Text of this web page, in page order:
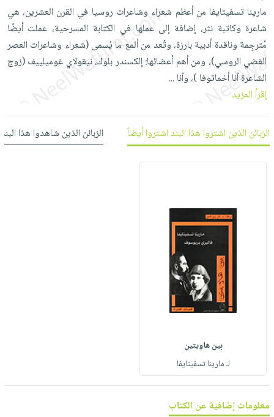
العناية
بالأسنان
الحمية
والتغذية
أدوات
المائدة
الأوعية
والتخزين
أدوات
المطبخ
الأكثر
مبيعاً
العودة
للمدارس
اكسسوارات
كتب
اكسسوارات
منزلية
اكسسوارات
حقائب
حلي
صابون
أطفال
مناسبات
شحن
مجاني
بنود
مختارة
اشتراكات
كل
الاشتراكات
صندوق
القراءة
iKitab
بحث
متقدم
عن
سياسة
فيديوهات
أسئلة
خدمات
نيل
وفرات
انشر
حسابك
التسوق
الإصدارات
مارينا تسفيتايفا من أعظم شعراء وشاعرات روسيا في القرن العشرين، هي
شاعرة وكاتبة نثر، إضافة إلى عملها في الكتابة المسرحية، عملت أيضًا
مُترجِمة وناقدة أدبية بارزة، وتُعد من ألمع ما يُسمى (شعراء وشاعرات العصر
الفضي الروسي)، ومن أهم أعضائها: إلكسندر بلوك، نيقولاي غوميلييف (زوج
الشاعرة آنا أخماتوفا )، وآنا...
إقرأ المزيد
الزبائن الذين اشتروا هذا البند اشتروا أيضاً الزبائن الذين شاهدوا هذا
بين هاويتين
لـ مارينا تسفيتايفا
معلومات إضافية عن الكتاب